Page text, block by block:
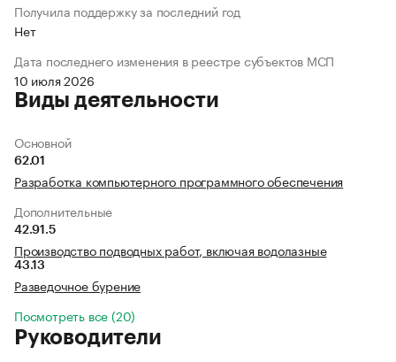
Получила поддержку за последний год
Нет
Дата последнего изменения в реестре субъектов МСП
10 июля 2026
Виды деятельности
Основной
62.01
Разработка компьютерного программного обеспечения
Дополнительные
42.91.5
Производство подводных работ, включая водолазные
43.13
Разведочное бурение
Посмотреть все (20)
Руководители